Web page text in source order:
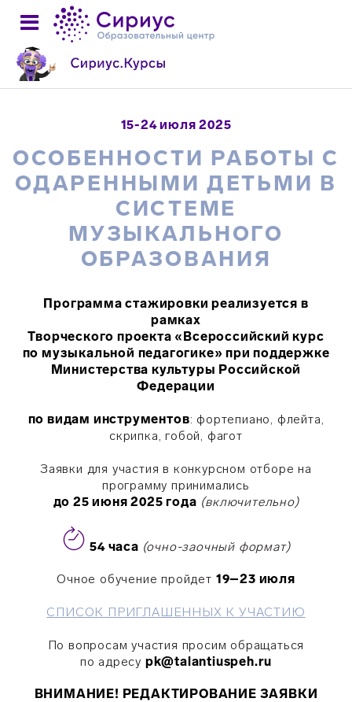
15-24 июля 2025
ОСОБЕННОСТИ РАБОТЫ С
ОДАРЕННЫМИ ДЕТЬМИ В
СИСТЕМЕ
МУЗЫКАЛЬНОГО
ОБРАЗОВАНИЯ
Программа стажировки реализуется в
рамках
Творческого проекта «Всероссийский курс
по музыкальной педагогике» при поддержке
Министерства культуры Российской
Федерации
по видам инструментов: фортепиано, флейта,
скрипка, гобой, фагот
Заявки для участия в конкурсном отборе на
программу принимались
до 25 июня 2025 года (включительно)
54 часа (очно-заочный формат)
Очное обучение пройдет 19–23 июля
СПИСОК ПРИГЛАШЕННЫХ К УЧАСТИЮ
По вопросам участия просим обращаться
по адресу pk@talantiuspeh.ru
ВНИМАНИЕ! РЕДАКТИРОВАНИЕ ЗАЯВКИ